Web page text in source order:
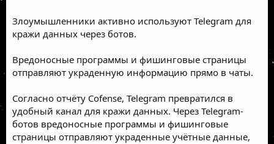
Злоумышленники активно используют Telegram для
кражи данных через ботов.
Вредоносные программы и фишинговые страницы
отправляют украденную информацию прямо в чаты.
Согласно отчёту Cofense, Telegram превратился в
удобный канал для кражи данных. Через Telegram-
ботов вредоносные программы и фишинговые
страницы отправляют украденные учётные данные,